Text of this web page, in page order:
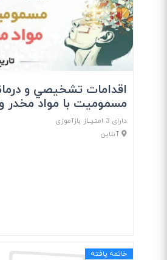
اقدامات تشخيصي و
مسموميت با مواد مخدر
دارای 3 امتیــاز بازآموزی
آنلاین
خاتمه یافته